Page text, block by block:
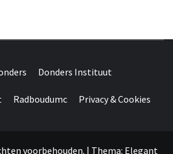
WONDERS
Donders Instituut
Radboudumc Privacy & Cookies
voorbehouden. | Thema: Elegant